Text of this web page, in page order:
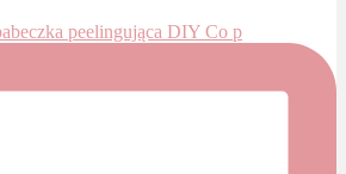
peelingująca DIY Co p